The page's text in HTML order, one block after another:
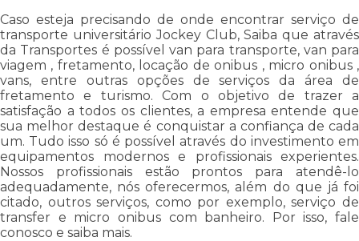
Caso esteja precisando de onde encontrar serviço de
transporte universitário Jockey Club, Saiba que através
da Transportes é possível van para transporte, van para
viagem , fretamento, locação de onibus , micro onibus ,
vans, entre outras opções de serviços da área de
fretamento e turismo. Com o objetivo de trazer a
satisfação a todos os clientes, a empresa entende que
sua melhor destaque é conquistar a confiança de cada
um. Tudo isso só é possível através do investimento em
equipamentos modernos e profissionais experientes.
Nossos profissionais estão prontos para atendê-lo
adequadamente, nós oferecermos, além do que já foi
citado, outros serviços, como por exemplo, serviço de
transfer e micro onibus com banheiro. Por isso, fale
conosco e saiba mais.